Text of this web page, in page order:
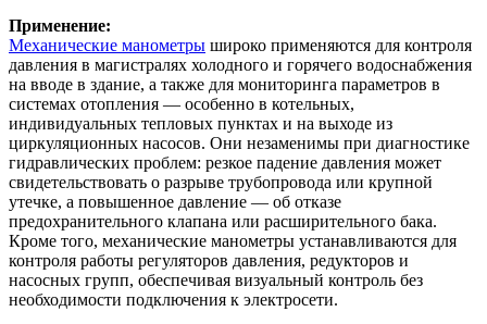
Применение:
Механические манометры широко применяются для контроля
давления в магистралях холодного и горячего водоснабжения
на вводе в здание, а также для мониторинга параметров в
системах отопления — особенно в котельных,
индивидуальных тепловых пунктах и на выходе из
циркуляционных насосов. Они незаменимы при диагностике
гидравлических проблем: резкое падение давления может
свидетельствовать о разрыве трубопровода или крупной
утечке, а повышенное давление — об отказе
предохранительного клапана или расширительного бака.
Кроме того, механические манометры устанавливаются для
контроля работы регуляторов давления, редукторов и
насосных групп, обеспечивая визуальный контроль без
необходимости подключения к электросети.